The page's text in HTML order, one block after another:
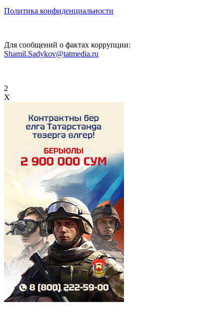
Политика конфиденциальности
Для сообщений о фактах коррупции:
Shamil.Sadykov@tatmedia.ru
2
X